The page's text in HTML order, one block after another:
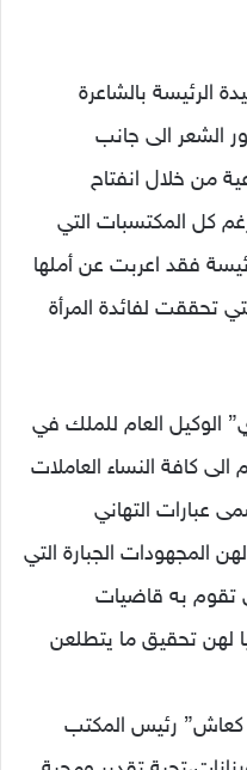
الرئيسة بالشاعرة
الشعر الى جانب
من خلال انفتاح
كل المكتسبات التي
فقد اعربت عن أملها
تحققت لفائدة المرأة
الوكيل العام للملك في
كافة النساء العاملات
عبارات التهاني
المجهودات الجبارة التي
تقوم به قاضيات
لهن تحقيق ما يتطلعن
كعاش” رئيس المكتب